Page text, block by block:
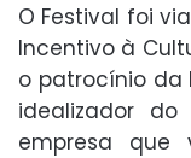
O Festival foi
Incentivo à
o patrocínio da
idealizador do
empresa que